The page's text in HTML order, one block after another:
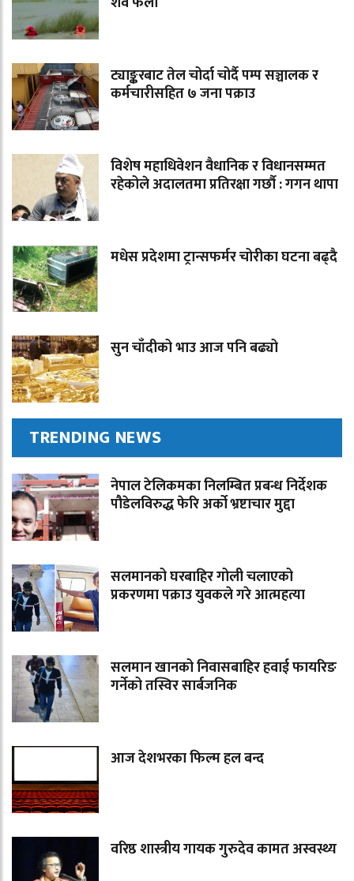
ट्याङ्करबाट तेल चोर्दा चोर्दै पम्प सञ्चालक र
कर्मचारीसहित ७ जना पक्राउ
विशेष महाधिवेशन वैधानिक र विधानसम्मत
रहेकोले अदालतमा प्रतिरक्षा गर्छौ : गगन थापा
मधेस प्रदेशमा ट्रान्सफर्मर चोरीका घटना बढ्दै
सुन चाँदीको भाउ आज पनि बढ्यो
TRENDING NEWS
नेपाल टेलिकमका निलम्बित प्रबन्ध निर्देशक
पौडेलविरुद्ध फेरि अर्को भ्रष्टाचार मुद्दा
सलमानको घरबाहिर गोली चलाएको
प्रकरणमा पक्राउ युवकले गरे आत्महत्या
सलमान खानको निवासबाहिर हवाई फायरिङ
गर्नेको तस्विर सार्बजनिक
आज देशभरका फिल्म हल बन्द
वरिष्ठ शास्त्रीय गायक गुरुदेव कामत अस्वस्थ्य